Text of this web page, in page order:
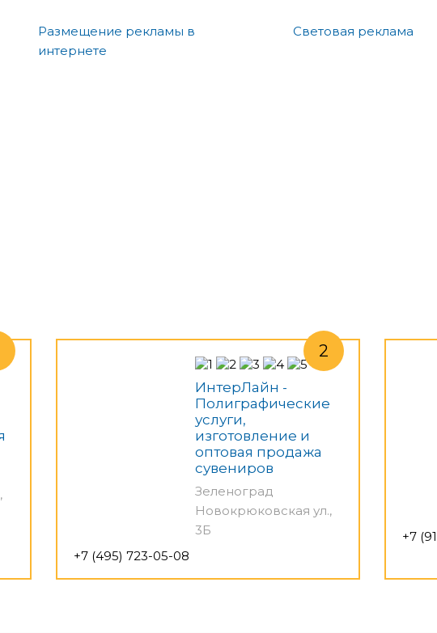
Размещение рекламы в
интернете
Световая реклама
ИнтерЛайн -
Полиграфические
услуги,
изготовление и
оптовая продажа
сувениров
Зеленоград
Новокрюковская ул.,
3Б
+7 (495) 723-05-08
+7